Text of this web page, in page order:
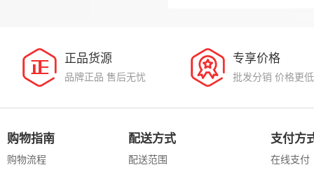
正品货源
品牌正品 售后无忧
专享价格
批发分销 价格更低
购物指南
购物流程
配送方式
配送范围
支付方
在线支付